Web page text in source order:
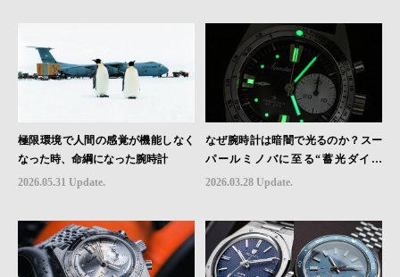
極限環境で人間の感覚が機能しなく
なった時、命綱になった腕時計
2026.05.31 Update.
なぜ腕時計は暗闇で光るのか？スー
パールミノバに至る“蓄光ダイヤ
ル”の進化と物語
2026.03.28 Update.